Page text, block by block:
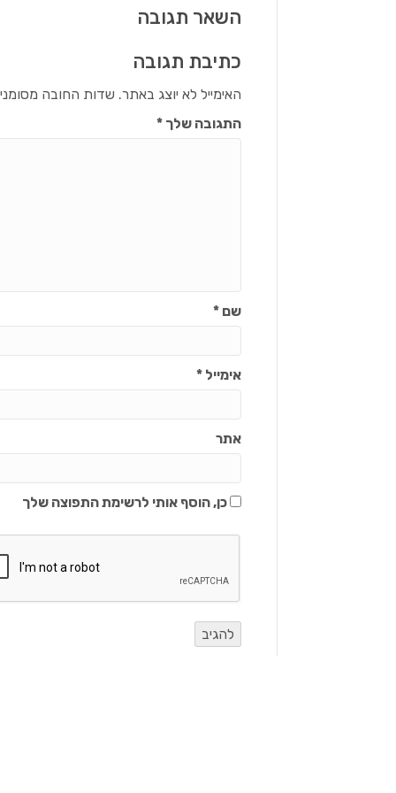
השאר תגובה
כתיבת תגובה
האימייל לא יוצג באתר. שדות החובה
התגובה שלך*
שם*
אימייל*
אתר
כן, הוסף אותי לרשימת התפוצה שלך